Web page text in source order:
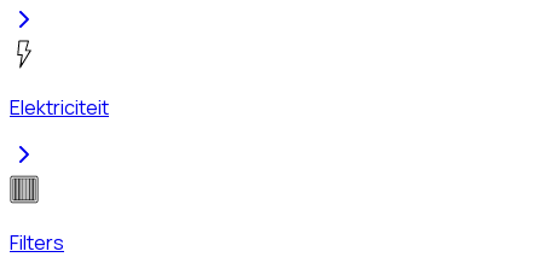
Elektriciteit
Filters